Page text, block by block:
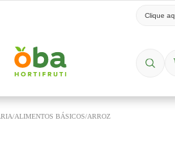
Clique
/ALIMENTOS BÁSICOS/ARROZ